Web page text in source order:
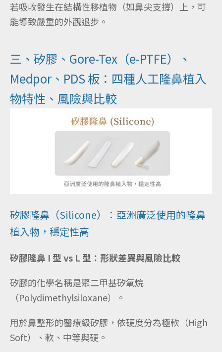
若吸收發生在結構性移植物（如鼻尖支撐）上，可
能導致嚴重的外觀退步。
三、矽膠、Gore-Tex（e-PTFE）、
Medpor、PDS 板：四種人工隆鼻植入
物特性、風險與比較
矽膠隆鼻（Silicone）：亞洲廣泛使用的隆鼻
植入物，穩定性高
矽膠隆鼻 I 型 vs L 型：形狀差異與風險比較
矽膠的化學名稱是聚二甲基矽氧烷
（Polydimethylsiloxane）。
用於鼻整形的醫療級矽膠，依硬度分為極軟（High
Soft）、軟、中等與硬。